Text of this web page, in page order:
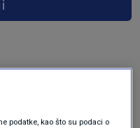
podatke, kao što su podaci o